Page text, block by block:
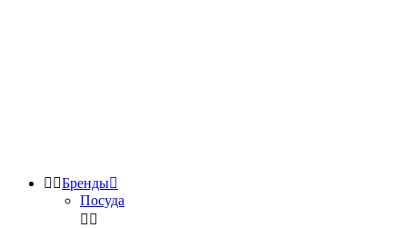
 Бренды
Посуда
 